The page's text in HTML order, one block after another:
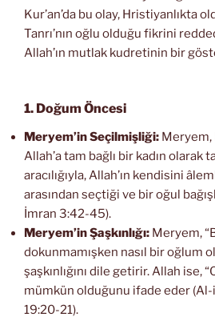
Kur’an’da bu olay, Hristiyanlıkta
Tanrı’nın oğlu olduğu fikrini
Allah’ın mutlak kudretinin bir
1. Doğum Öncesi
Meryem’in Seçilmişliği: Meryem,
Allah’a tam bağlı bir kadın olarak
aracılığıyla, Allah’ın kendisini
arasından seçtiği ve bir oğul
İmran 3:42-45).
Meryem’in Şaşkınlığı: Meryem,
dokunmamışken nasıl bir oğlum
şaşkınlığını dile getirir. Allah ise,
mümkün olduğunu ifade eder
19:20-21).